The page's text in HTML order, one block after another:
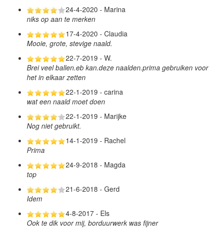
24-4-2020 - Marina
niks op aan te merken
17-4-2020 - Claudia
Mooie, grote, stevige naald.
22-7-2019 - W.
Brei veel ballen.eb kan.deze naalden.prima gebruiken voor
het in elkaar zetten
22-1-2019 - carina
wat een naald moet doen
22-1-2019 - Marijke
Nog niet gebruikt.
14-1-2019 - Rachel
Prima
24-9-2018 - Magda
top
21-6-2018 - Gerd
Idem
4-8-2017 - Els
Ook te dik voor mij, borduurwerk was fijner